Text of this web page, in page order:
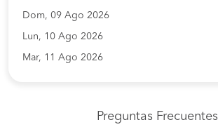
Dom, 09 Ago 2026
Lun, 10 Ago 2026
Mar, 11 Ago 2026
Preguntas Frecuentes